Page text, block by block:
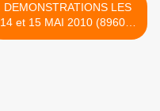
DEMONSTRATIONS LES
14 et 15 MAI 2010 (89600)
>